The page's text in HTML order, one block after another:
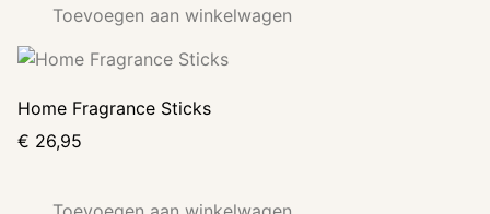
Toevoegen aan winkelwagen
Home Fragrance Sticks
€ 26,95